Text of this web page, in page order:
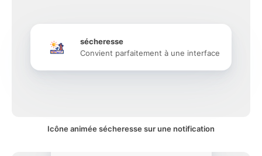
sécheresse
Convient parfaitement à une interface
Icône animée sécheresse sur une notification